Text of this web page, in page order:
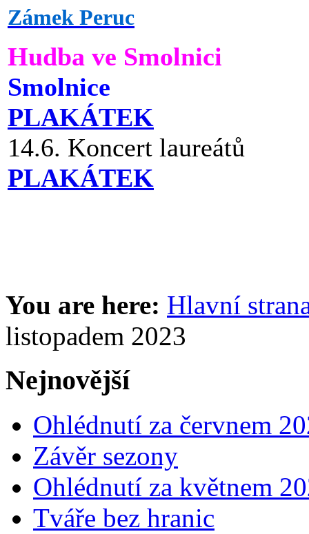
Zámek Peruc
Hudba ve Smolnici
Smolnice
PLAKÁTEK
14.6. Koncert laureátů
PLAKÁTEK
You are here: Hlavní
listopadem 2023
Nejnovější
Ohlédnutí za červnem
Závěr sezony
Ohlédnutí za květnem
Tváře bez hranic